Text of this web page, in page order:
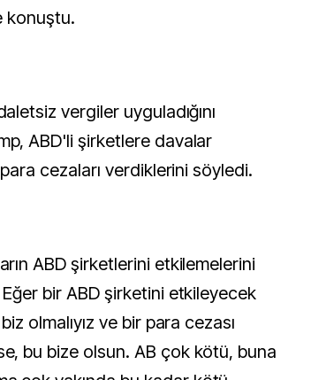
konuştu.
vergiler uyguladığını
ABD'li şirketlere davalar
para cezaları verdiklerini söyledi.
ABD şirketlerini etkilemelerini
bir ABD şirketini etkileyecek
olmalıyız ve bir para cezası
bu bize olsun. AB çok kötü, buna